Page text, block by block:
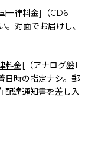
一律料金]
（CD6
対面でお届けし、
料金]
（アナログ盤1
日時の指定ナシ。郵
配達通知書を差し入